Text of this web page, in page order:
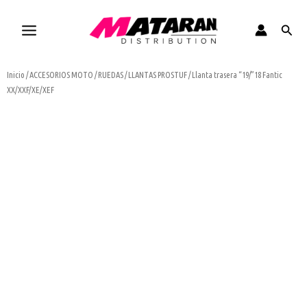
contenido
Inicio /ACCESORIOS MOTO /RUEDAS/LLANTAS PROSTUF/ Llanta trasera “19/”18 Fantic
XX/XXF/XE/XEF